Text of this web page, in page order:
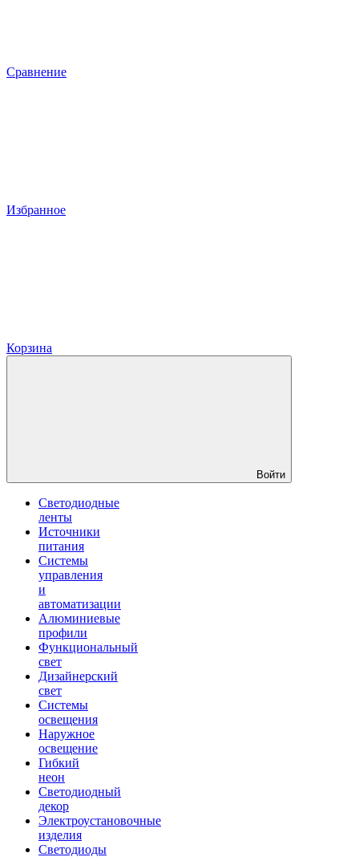
Сравнение
Избранное
Корзина
Войти
Светодиодные
ленты
Источники
питания
Системы
управления
и
автоматизации
Алюминиевые
профили
Функциональный
свет
Дизайнерский
свет
Системы
освещения
Наружное
освещение
Гибкий
неон
Светодиодный
декор
Электроустановочные
изделия
Светодиоды